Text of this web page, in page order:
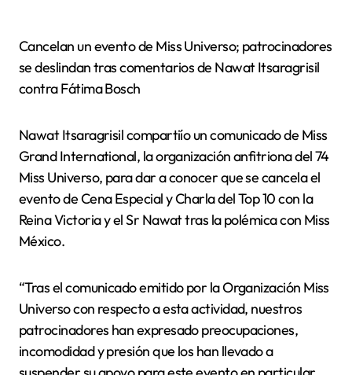
Cancelan un evento de Miss Universo; patrocinadores
se deslindan tras comentarios de Nawat Itsaragrisil
contra Fátima Bosch
Nawat Itsaragrisil compartiío un comunicado de Miss
Grand International, la organización anfitriona del 74
Miss Universo, para dar a conocer que se cancela el
evento de Cena Especial y Charla del Top 10 con la
Reina Victoria y el Sr Nawat tras la polémica con Miss
México.
“Tras el comunicado emitido por la Organización Miss
Universo con respecto a esta actividad, nuestros
patrocinadores han expresado preocupaciones,
incomodidad y presión que los han llevado a